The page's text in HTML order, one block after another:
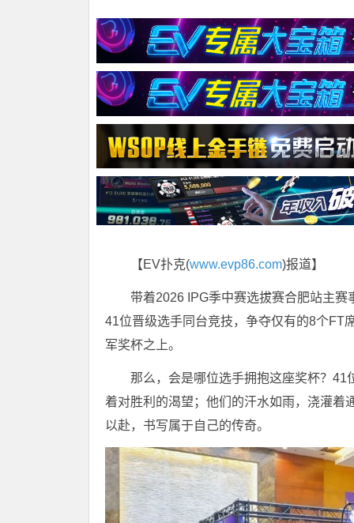
【EV扑克(www.evp86.com)报道】
带着2026 IPG季中赛选拔赛合肥站主
41位晋级选手同台竞技，争夺仅有的8个FT
军奖杯之上。
那么，会是哪位选手拥抱这座奖杯？
着对胜利的渴望；他们的汗水如雨，浇灌着
以赴，书写属于自己的传奇。